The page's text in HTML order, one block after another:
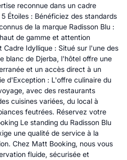
reconnue dans un cadre
Étoiles : Bénéficiez des standards
de la marque Radisson Blu :
de gamme et attention
Idyllique : Situé sur l'une des
blanc de Djerba, l'hôtel offre une
et un accès direct à un
d'Exception : L'offre culinaire du
avec des restaurants
cuisines variées, du local à
feutrées. Réservez votre
Le standing du Radisson Blu
une qualité de service à la
Chez Matt Booking, nous vous
fluide, sécurisée et